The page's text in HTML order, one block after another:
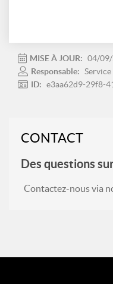
MISE À JOUR: 04/
Responsable:
ID: e3aa62d9-29f8-
CONTACT
Des questions
Contactez-nous via